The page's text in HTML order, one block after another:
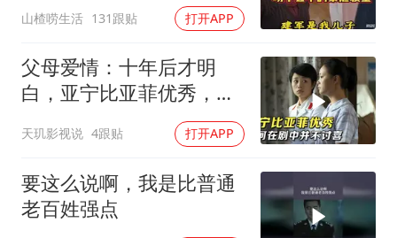
奋进开新局 实干挑大梁
山楂唠生活 131跟贴 打开APP
父母爱情：十年后才明
白，亚宁比亚菲优秀，为
天玑影视说 4跟贴 打开APP
要这么说啊，我是比普通
老百姓强点